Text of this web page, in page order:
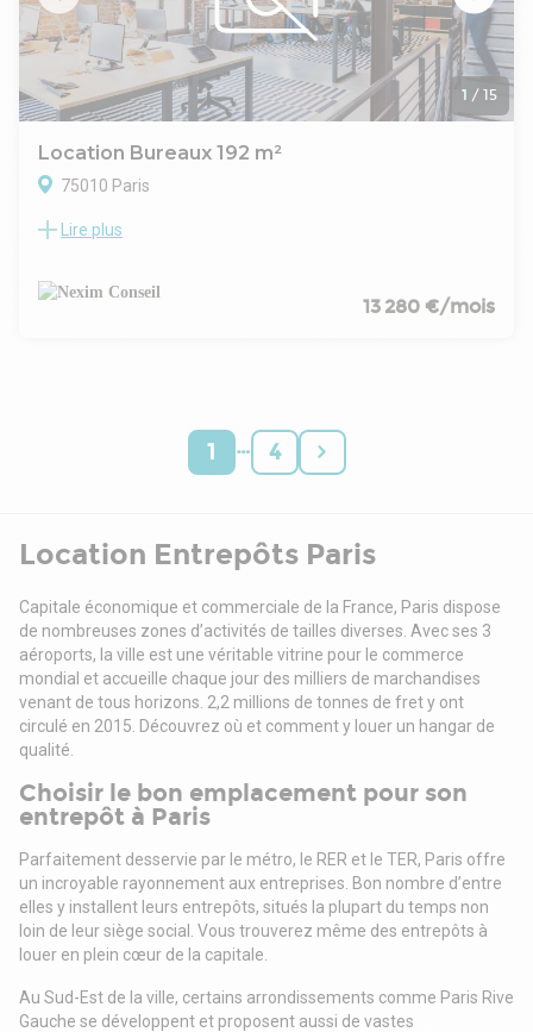
1 / 15
Location Bureaux 192 m²
75010 Paris
- Type de bail : Commercial
- Fiscalité : TVA
- Indice : ILAT
Lire plus
13 280 €/mois
1 … 4
Location Entrepôts Paris
Capitale économique et commerciale de la France, Paris dispose
de nombreuses zones d’activités de tailles diverses. Avec ses 3
aéroports, la ville est une véritable vitrine pour le commerce
mondial et accueille chaque jour des milliers de marchandises
venant de tous horizons. 2,2 millions de tonnes de fret y ont
circulé en 2015. Découvrez où et comment y louer un hangar de
qualité.
Choisir le bon emplacement pour son
entrepôt à Paris
Parfaitement desservie par le métro, le RER et le TER, Paris offre
un incroyable rayonnement aux entreprises. Bon nombre d’entre
elles y installent leurs entrepôts, situés la plupart du temps non
loin de leur siège social. Vous trouverez même des entrepôts à
louer en plein cœur de la capitale.
Au Sud-Est de la ville, certains arrondissements comme Paris Rive
Gauche se développent et proposent aussi de vastes